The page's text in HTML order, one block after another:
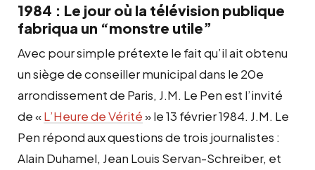
1984 : Le jour où la télévision publique
fabriqua un “monstre utile”
Avec pour simple prétexte le fait qu’il ait obtenu
un siège de conseiller municipal dans le 20e
arrondissement de Paris, J.M. Le Pen est l’invité
de «L’Heure de Vérité» le 13 février 1984. J.M. Le
Pen répond aux questions de trois journalistes :
Alain Duhamel, Jean Louis Servan-Schreiber, et